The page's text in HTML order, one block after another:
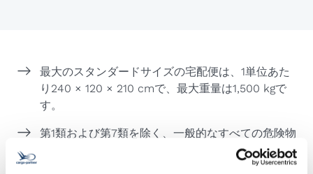
最大のスタンダードサイズの宅配便は、1単位あた
り240 × 120 × 210 cmで、最大重量は1,500 kgで
す。
第1類および第7類を除く、一般的なすべての危険物